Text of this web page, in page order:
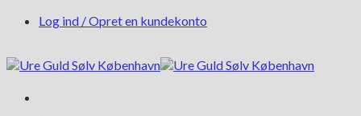
FortsætLog ind / Opret en kundekonto